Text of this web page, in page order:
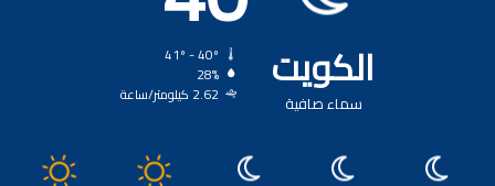
الكويت
سماء صافية
28%
2.62 كيلومتر/ساعة